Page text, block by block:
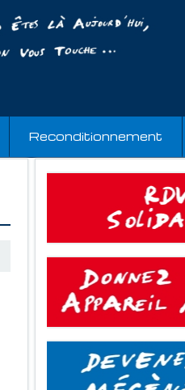
Reconditionnement